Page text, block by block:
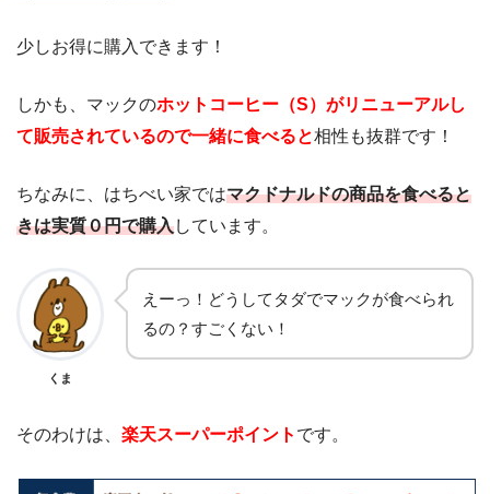
少しお得に購入できます！
しかも、マックのホットコーヒー（S）がリニューアルし
て販売されているので一緒に食べると相性も抜群です！
ちなみに、はちべい家ではマクドナルドの商品を食べると
きは実質０円で購入しています。
くま
えーっ！どうしてタダでマックが食べられ
るの？すごくない！
そのわけは、 楽天スーパーポイント です。